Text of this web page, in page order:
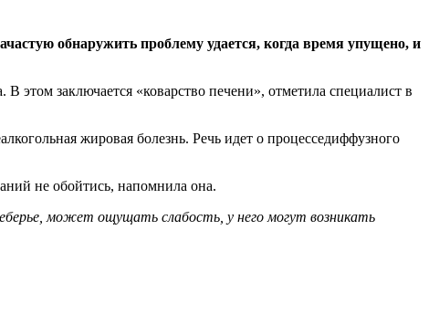
обнаружить проблему удается, когда время упущено, и
этом заключается «коварство печени», отметила специалист в
жировая болезнь. Речь идет о процесседиффузного
не обойтись, напомнила она.
может ощущать слабость, у него могут возникать